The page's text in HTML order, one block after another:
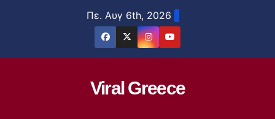
Πε. Αυγ 6th, 2026
Viral Greece